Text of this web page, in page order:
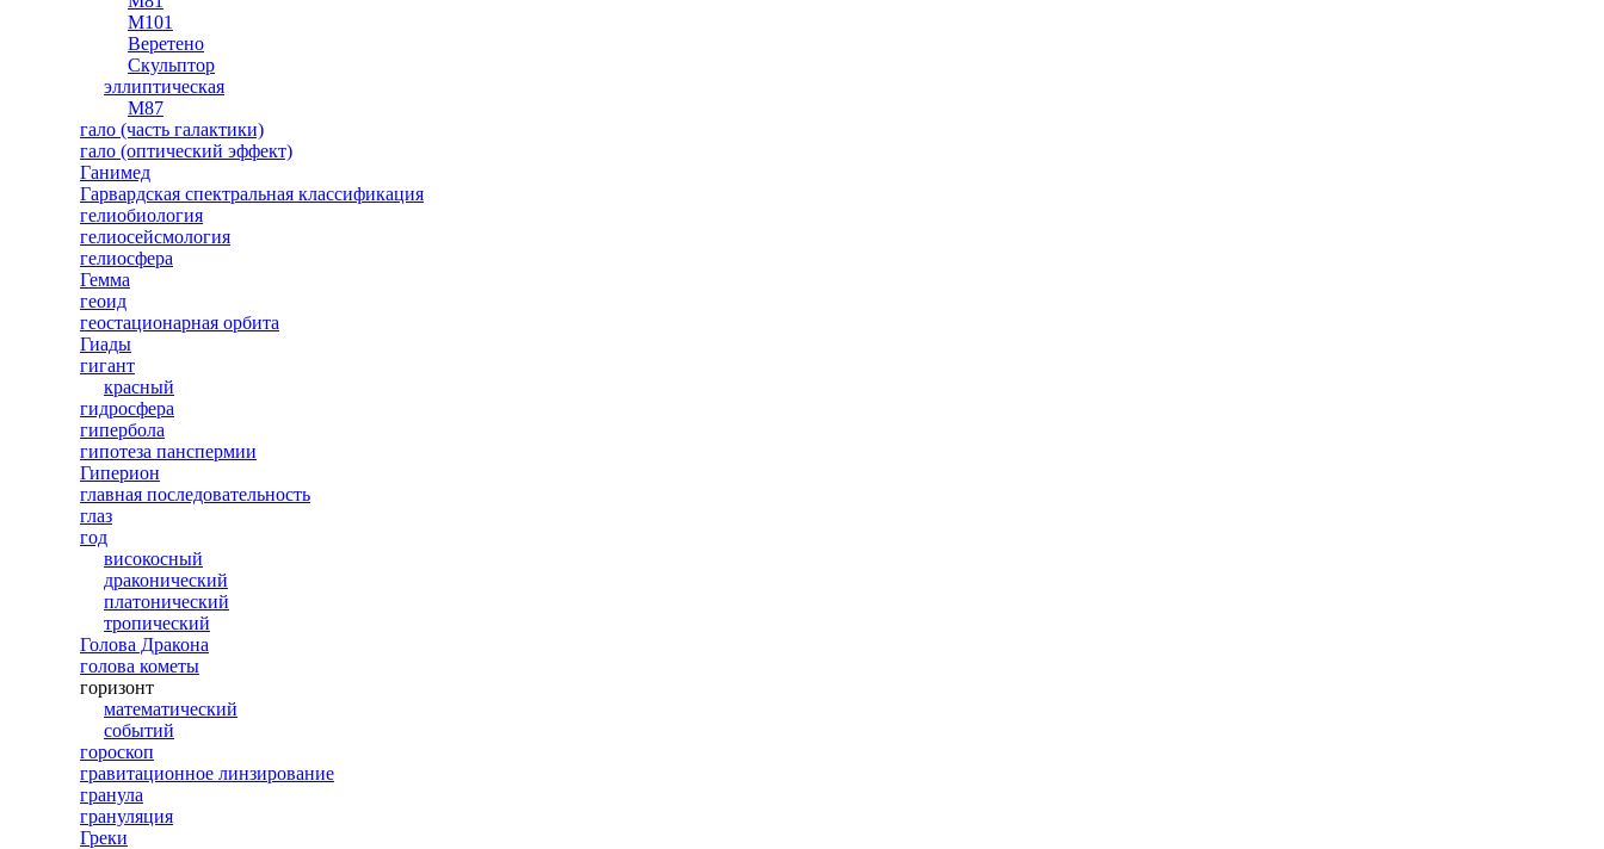
М101
Веретено
Скульптор
эллиптическая
М87
гало (часть галактики)
гало (оптический эффект)
Ганимед
Гарвардская спектральная классификация
гелиобиология
гелиосейсмология
гелиосфера
Гемма
геоид
геостационарная орбита
Гиады
гигант
красный
гидросфера
гипербола
гипотеза панспермии
Гиперион
главная последовательность
глаз
год
високосный
драконический
платонический
тропический
Голова Дракона
голова кометы
горизонт
математический
событий
гороскоп
гравитационное линзирование
гранула
грануляция
Греки